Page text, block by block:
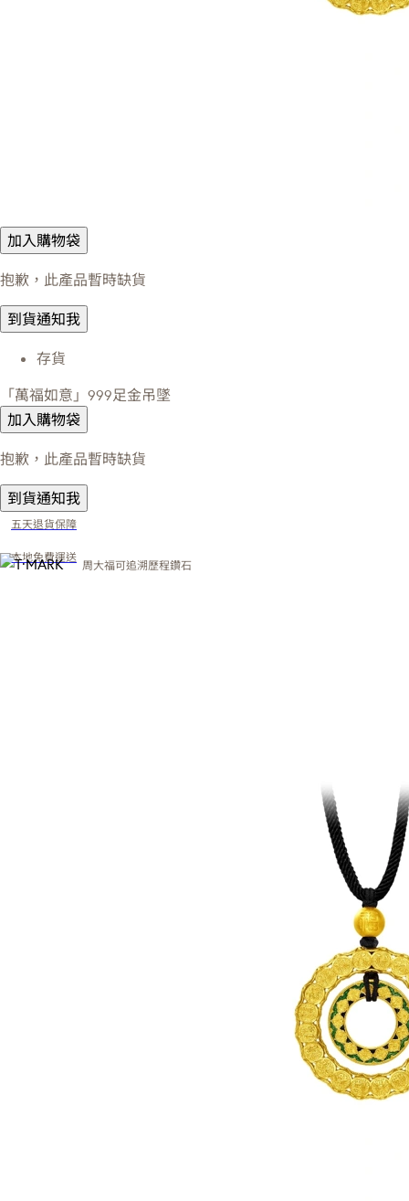
加入購物袋
抱歉，此產品暫時缺貨
到貨通知我
存貨
「萬福如意」999足金吊墜
加入購物袋
抱歉，此產品暫時缺貨
到貨通知我
五天退貨保障
本地免費運送
周大福可追溯歷程鑽石